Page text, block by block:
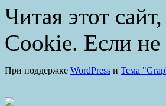
Читая этот
Cookie. Если не
При поддержке WordPress и Тема